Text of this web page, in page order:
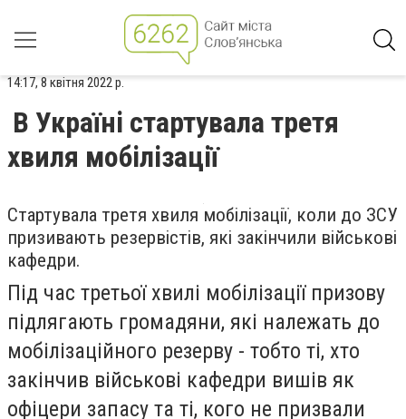
14:17, 8 квітня 2022 р.
В Україні стартувала третя
хвиля мобілізації
Стартувала третя хвиля мобілізації, коли до ЗСУ
призивають резервістів, які закінчили військові
кафедри.
Під час третьої хвилі мобілізації призову
підлягають громадяни, які належать до
мобілізаційного резерву - тобто ті, хто
закінчив військові кафедри вишів як
офіцери запасу та ті, кого не призвали